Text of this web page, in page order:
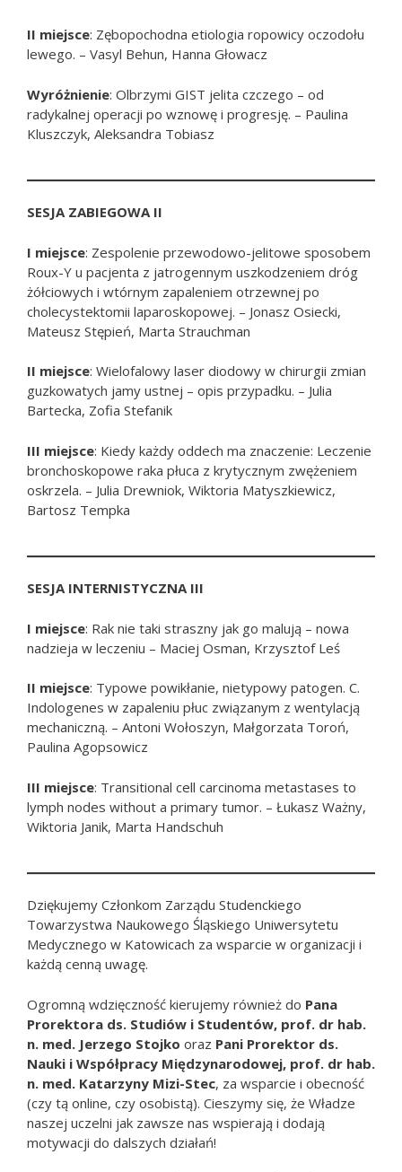
II miejsce: Zębopochodna etiologia ropowicy oczodołu
lewego. – Vasyl Behun, Hanna Głowacz
Wyróżnienie: Olbrzymi GIST jelita czczego – od
radykalnej operacji po wznowę i progresję. – Paulina
Kluszczyk, Aleksandra Tobiasz
SESJA ZABIEGOWA II
I miejsce: Zespolenie przewodowo-jelitowe sposobem
Roux-Y u pacjenta z jatrogennym uszkodzeniem dróg
żółciowych i wtórnym zapaleniem otrzewnej po
cholecystektomii laparoskopowej. – Jonasz Osiecki,
Mateusz Stępień, Marta Strauchman
II miejsce: Wielofalowy laser diodowy w chirurgii zmian
guzkowatych jamy ustnej – opis przypadku. – Julia
Bartecka, Zofia Stefanik
III miejsce: Kiedy każdy oddech ma znaczenie: Leczenie
bronchoskopowe raka płuca z krytycznym zwężeniem
oskrzela. – Julia Drewniok, Wiktoria Matyszkiewicz,
Bartosz Tempka
SESJA INTERNISTYCZNA III
I miejsce: Rak nie taki straszny jak go malują – nowa
nadzieja w leczeniu – Maciej Osman, Krzysztof Leś
II miejsce: Typowe powikłanie, nietypowy patogen. C.
Indologenes w zapaleniu płuc związanym z wentylacją
mechaniczną. – Antoni Wołoszyn, Małgorzata Toroń,
Paulina Agopsowicz
III miejsce: Transitional cell carcinoma metastases to
lymph nodes without a primary tumor. – Łukasz Ważny,
Wiktoria Janik, Marta Handschuh
Dziękujemy Członkom Zarządu Studenckiego
Towarzystwa Naukowego Śląskiego Uniwersytetu
Medycznego w Katowicach za wsparcie w organizacji i
każdą cenną uwagę.
Ogromną wdzięczność kierujemy również do Pana
Prorektora ds. Studiów i Studentów, prof. dr hab.
n. med. Jerzego Stojko oraz Pani Prorektor ds.
Nauki i Współpracy Międzynarodowej, prof. dr hab.
n. med. Katarzyny Mizi-Stec, za wsparcie i obecność
(czy tą online, czy osobistą). Cieszymy się, że Władze
naszej uczelni jak zawsze nas wspierają i dodają
motywacji do dalszych działań!